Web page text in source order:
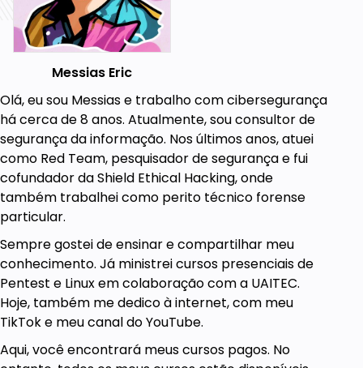
manipulação de arquivos no GNU/Linux.
Messias Eric
Olá, eu sou Messias e trabalho com cibersegurança
há cerca de 8 anos. Atualmente, souconsultor de
segurança da informação. Nos últimos anos, atuei
como Red Team, pesquisador de segurança e fui
cofundador daShield Ethical Hacking, onde
também trabalhei como perito técnico forense
particular.
Sempre gostei de ensinar e compartilhar meu
conhecimento. Já ministrei cursos presenciais de
Pentest e Linux em colaboração com a UAITEC.
Hoje, também me dedico à internet, com meu
TikToke meu canal doYouTube.
Aqui, você encontrará meus cursos pagos. No